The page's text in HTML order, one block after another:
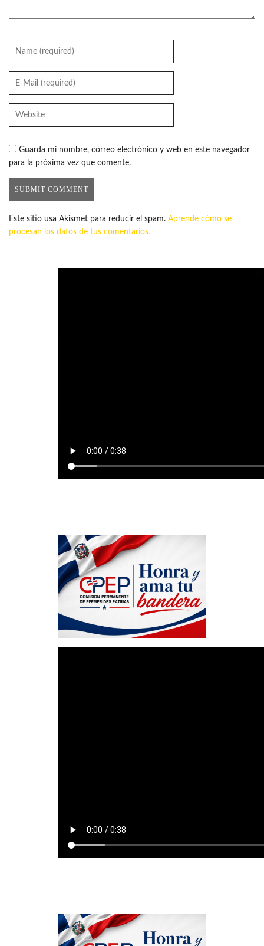
Guarda mi nombre, correo electrónico y web en este navegador
para la próxima vez que comente.
Este sitio usa Akismet para reducir el spam. Aprende cómo se
procesan los datos de tus comentarios.